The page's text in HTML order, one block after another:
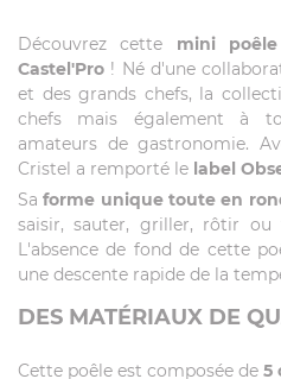
Découvrez cette mini
Castel'Pro ! Né d'une
et des grands chefs, la
chefs mais également à
amateurs de gastronomie.
Cristel a remporté le label
Sa forme unique toute en
saisir, sauter, griller, rôtir
L'absence de fond de cette
une descente rapide de la
DES MATÉRIAUX DE
Cette poêle est composée de 5